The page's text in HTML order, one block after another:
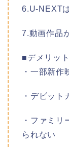
6.U-NEXT
7.動画作品
■デメリット
・一部新作
・デビット
・ファミ
られない